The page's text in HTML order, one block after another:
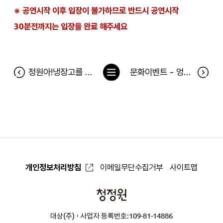
※ 공연시작 이후 입장이 불가하므로 반드시 공연시작
30분전까지는 입장을 완료 해주세요
정원아!냉장고를 채워줘 당첨자(1월 13일~22일) 문화이벤트 - 엉뚱발랄 콩순이-드래곤편 공연 당첨자
목
개인정보처리방침 이메일무단수집거부 사이트맵
청
대상(주)
사업자 등록번호:109-81-14886